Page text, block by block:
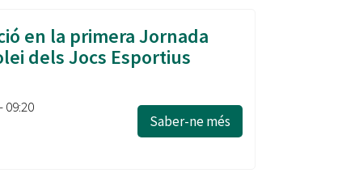
en la primera Jornada
dels Jocs Esportius
09:20
Saber-ne més